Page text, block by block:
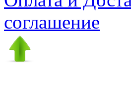
соглашение